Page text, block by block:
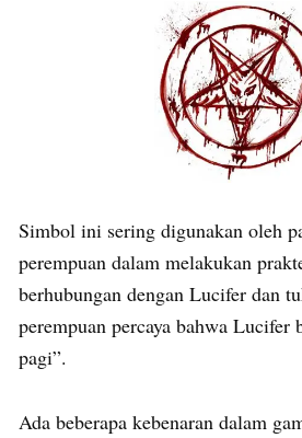
Simbol ini sering digunakan oleh
perempuan dalam melakukan
berhubungan dengan Lucifer dan
perempuan percaya bahwa Lucifer
pagi”.
Ada beberapa kebenaran dalam